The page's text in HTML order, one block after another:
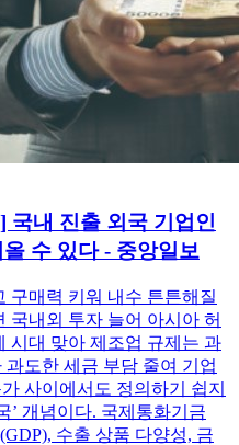
국내 진출 외국 기업인
수 있다 - 중앙일보
구매력 키워 내수 튼튼해질
국내외 투자 늘어 아시아 허
시대 맞아 제조업 규제는 과
도한 세금 부담 줄여 기업
사이에서도 정의하기 쉽지
’ 개념이다. 국제통화기금
수출 상품 다양성, 금